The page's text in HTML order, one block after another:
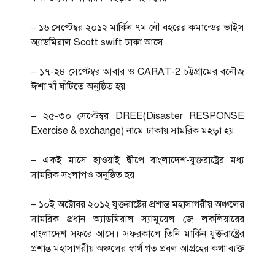
– ১৬ সেপ্টেম্বর ২০১২ মার্কিন ৭ম নৌ বহরের কমান্ডের ভাইস
অ্যাডমিরাল Scott swift ঢাকা আসে।
– ১৭-২৪ সেপ্টেম্বর আবার ও CARAT-2 চট্টগ্রামের বনৌজ
ঈশা খাঁ ঘাঁটিতে অনুষ্ঠিত হয়
– ২৫-৩০ সেপ্টেম্বর DREE(Disaster RESPONSE
Exercise & exchange) নামে ঢাকায় সামরিক মহড়া হয়
– একই মাসে হাওয়াই দ্বীপে বাংলাদেশ-যুক্তরাষ্ট্রের মধ্য
সামরিক সংলাপও অনুষ্ঠিত হয়।
– ১০ই অক্টোবর ২০১২ যুক্তরাষ্ট্রের প্রশান্ত মহাসাগরীয় অঞ্চলের
সামরিক প্রধান অ্যাডমিরাল স্যামুয়েল জে লকলিয়ারের
বাংলাদেশ সফরে আসে। সফরকালে তিনি মার্কিন যুক্তরাষ্ট্রের
প্রশান্ত মহাসাগরীয় অঞ্চলের স্বার্থ গত প্রবল আগ্রহের কথা ব্যক্ত